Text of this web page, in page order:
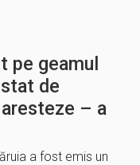
pe geamul
de
– a
a fost emis un